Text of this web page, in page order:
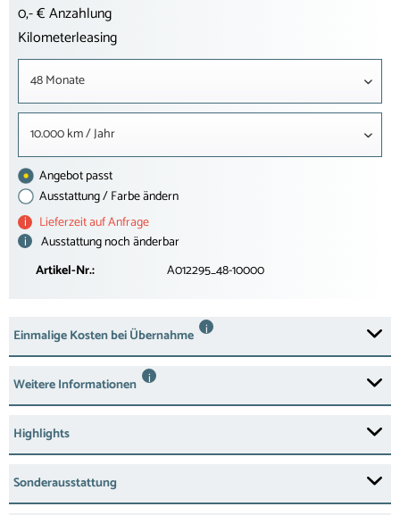
0,- € Anzahlung
Kilometerleasing
48 Monate
10.000 km / Jahr
Angebot passt
Ausstattung / Farbe ändern
i
Lieferzeit auf Anfrage
i
Ausstattung noch änderbar
Artikel-Nr.:
A012295_48-10000
Einmalige Kosten bei Übernahme i
Weitere Informationen i
Highlights
Sonderausstattung